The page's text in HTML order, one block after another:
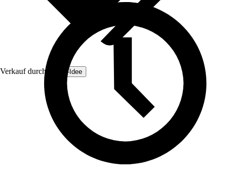
Verkauf durch: Zaun-Idee